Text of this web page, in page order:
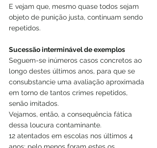
E vejam que, mesmo quase todos sejam
objeto de punição justa, continuam sendo
repetidos.
Sucessão interminável de exemplos
Seguem-se inúmeros casos concretos ao
longo destes últimos anos, para que se
consubstancie uma avaliação aproximada
em torno de tantos crimes repetidos,
senão imitados.
Vejamos, então, a consequência fática
dessa loucura contaminante.
12 atentados em escolas nos últimos 4
anos: pelo menos foram estes os